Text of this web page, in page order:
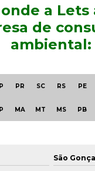
ambiental
ambiental em
ambiental
de água
a Lets
de
ambiental:
PR SC RS PE
MA MT MS PB
São